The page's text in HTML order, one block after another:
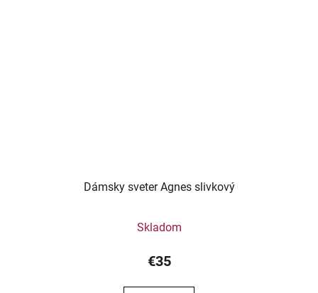
Dámsky sveter Agnes slivkový
Skladom
€35